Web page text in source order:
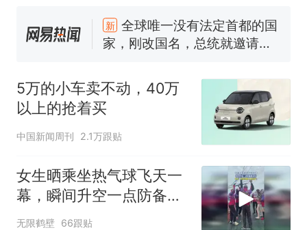
家，刚改国名，总统就邀请中
国大使骑行绕了几乎整个国境
5万的小车卖不动，40万以上
浙江人戒备 "白海豚"已创我国
纪录 带来严重影响
视频丨只要一枚命中就能让航
母瘫痪 轰-6J实力有多强？
年，网友淘到后寄给女儿：花
鸟市场搬了，但爱还在
热 十多万人报名的考试，成绩
全部作废，公平么？
5万的小车卖不动，40万
以上的抢着买
中国新闻周刊 2.1万跟贴
女生晒乘坐热气球飞天一
幕，瞬间升空一点防备都
没有
无限鹤壁 66跟贴